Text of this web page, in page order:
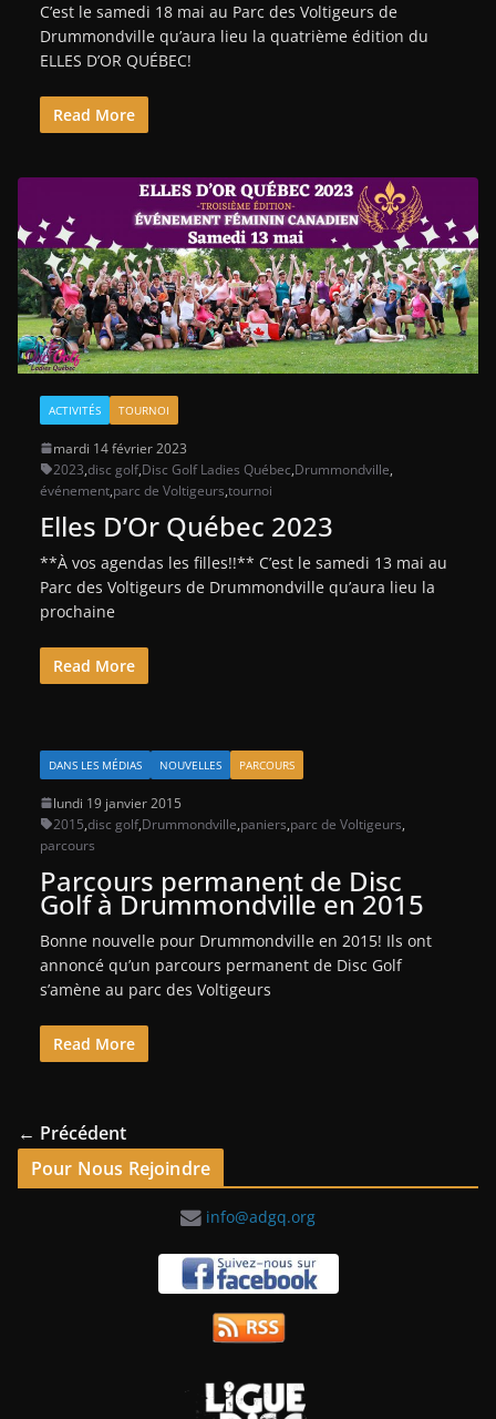
C’est le samedi 18 mai au Parc des Voltigeurs de
Drummondville qu’aura lieu la quatrième édition du
ELLES D’OR QUÉBEC!
Read More
ACTIVITÉS TOURNOI
mardi 14 février 2023
2023,disc golf,Disc Golf Ladies Québec,Drummondville,
événement,parc de Voltigeurs,tournoi
Elles D’Or Québec 2023
**À vos agendas les filles!!** C’est le samedi 13 mai au
Parc des Voltigeurs de Drummondville qu’aura lieu la
prochaine
Read More
DANS LES MÉDIAS NOUVELLES PARCOURS
lundi 19 janvier 2015
2015,disc golf,Drummondville,paniers,parc de Voltigeurs,
parcours
Parcours permanent de Disc
Golf à Drummondville en 2015
Bonne nouvelle pour Drummondville en 2015! Ils ont
annoncé qu’un parcours permanent de Disc Golf
s’amène au parc des Voltigeurs
Read More
← Précédent
Pour Nous Rejoindre
info@adgq.org